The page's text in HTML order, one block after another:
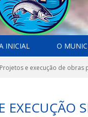
INICIAL O
Projetos e execução de obras
EXECUÇÃO